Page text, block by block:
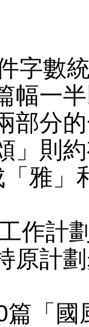
數統
幅一
部分
」則
雅」
計劃
劃步
國風